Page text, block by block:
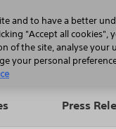
Press
and to have a better
"Accept all cookies",
of the site, analyse
your personal